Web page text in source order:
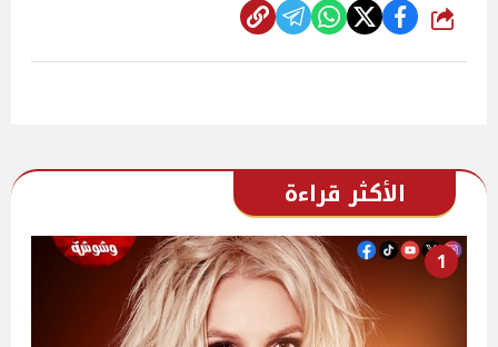
شارك
الأكثر قراءة
1